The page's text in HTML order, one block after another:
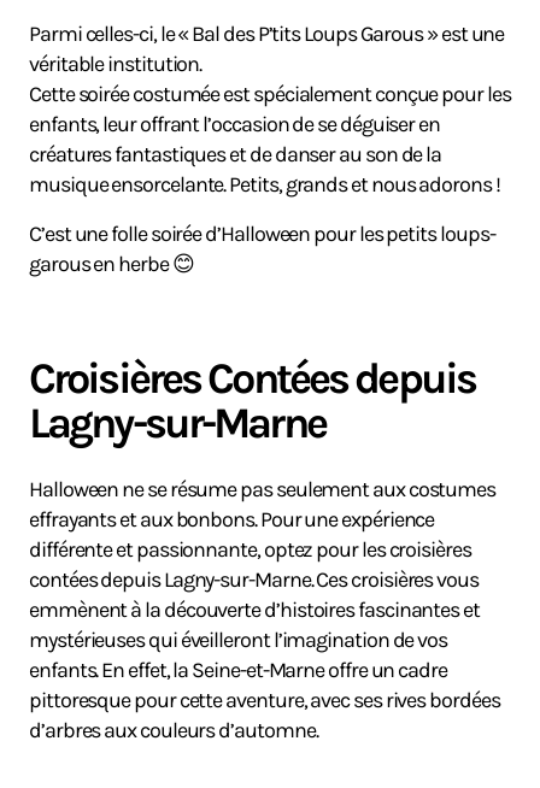
Parmi celles-ci, le « Bal des P’tits Loups Garous » est une
véritable institution.
Cette soirée costumée est spécialement conçue pour les
enfants, leur offrant l’occasion de se déguiser en
créatures fantastiques et de danser au son de la
musique ensorcelante. Petits, grands et nous adorons !
C’est une folle soirée d’Halloween pour les petits loups-
garous en herbe 😊
Croisières Contées depuis
Lagny-sur-Marne
Halloween ne se résume pas seulement aux costumes
effrayants et aux bonbons. Pour une expérience
différente et passionnante, optez pour les croisières
contées depuis Lagny-sur-Marne. Ces croisières vous
emmènent à la découverte d’histoires fascinantes et
mystérieuses qui éveilleront l’imagination de vos
enfants. En effet, la Seine-et-Marne offre un cadre
pittoresque pour cette aventure, avec ses rives bordées
d’arbres aux couleurs d’automne.